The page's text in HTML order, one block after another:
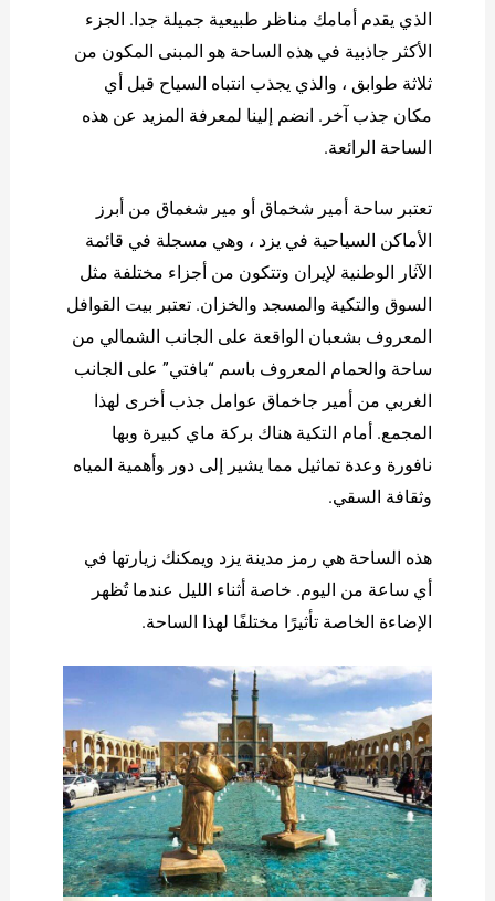
الذي يقدم أمامك مناظر طبيعية جميلة جدا. الجزء
الأكثر جاذبية في هذه الساحة هو المبنى المكون من
ثلاثة طوابق ، والذي يجذب انتباه السياح قبل أي
مكان جذب آخر. انضم إلينا لمعرفة المزيد عن هذه
الساحة الرائعة.
تعتبر ساحة أمير شخماق أو مير شغماق من أبرز
الأماكن السياحية في يزد ، وهي مسجلة في قائمة
الآثار الوطنية لإيران وتتكون من أجزاء مختلفة مثل
السوق والتكية والمسجد والخزان. تعتبر بیت القوافل
المعروف بشعبان الواقعة على الجانب الشمالي من
ساحة والحمام المعروف باسم “بافتي” على الجانب
الغربي من أمير جاخماق عوامل جذب أخرى لهذا
المجمع. أمام التکیة هناك بركة ماي كبيرة وبها
نافورة وعدة تماثيل مما يشير إلى دور وأهمية المياه
وثقافة السقي.
هذه الساحة هي رمز مدينة يزد ويمكنك زيارتها في
أي ساعة من اليوم. خاصة أثناء الليل عندما تُظهر
الإضاءة الخاصة تأثيرًا مختلفًا لهذا الساحة.